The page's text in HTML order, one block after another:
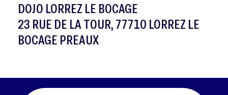
DOJO LORREZ LE BOCAGE
23 RUE DE LA TOUR, 77710 LORREZ LE
BOCAGE PREAUX